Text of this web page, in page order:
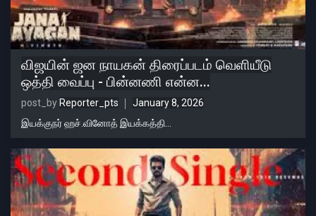
விஜயின் ஜன நாயகன் திரைப்படம் வெளியீடு
ஒத்தி வைப்பு - பின்னணி என்ன...
post_by Reporter_pts
January 8, 2026
இயக்குநர் ஹச்.வினோத் இயக்கத்தி...